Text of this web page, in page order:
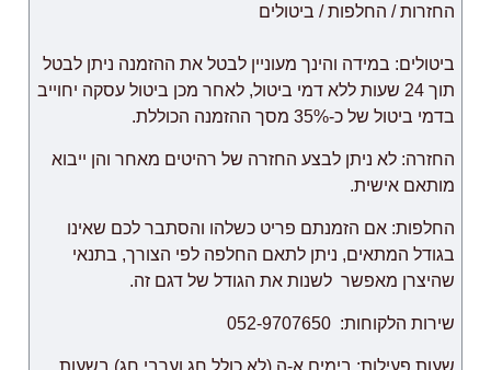
החזרות / החלפות / ביטולים
ביטולים: במידה והינך מעוניין לבטל את ההזמנה ניתן לבטל
תוך 24 שעות ללא דמי ביטול, לאחר מכן ביטול עסקה יחוייב
בדמי ביטול של כ-35% מסך ההזמנה הכוללת.
החזרה: לא ניתן לבצע החזרה של רהיטים מאחר והן ייבוא
מותאם אישית.
החלפות: אם הזמנתם פריט כשלהו והסתבר לכם שאינו
בגודל המתאים, ניתן לתאם החלפה לפי הצורך, בתנאי
שהיצרן מאפשר לשנות את הגודל של דגם זה.
שירות הלקוחות: 052-9707650
שעות פעילות: בימים א-ה (לא כולל חג וערבי חג) בשעות